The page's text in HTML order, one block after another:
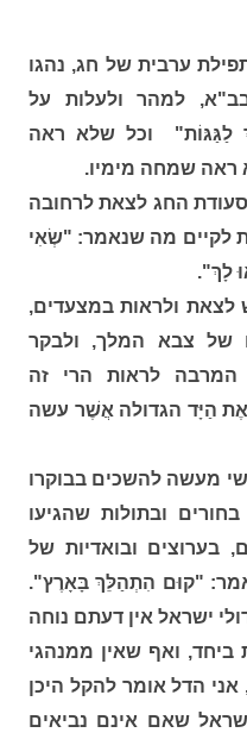
של חג, נהגו
למהר ולעלות על
לַגַּגּוֹת" וכל שלא ראה
ראה שמחה מימיו.
החג לצאת לרחובה
לקיים מה שנאמר: "שְׂאִי
לָךְ".
במצעדים,
של צבא המלך, ולבקר
לראות הרי זה
הַיָּד הגדולה אֲשֶׁר עשה
להשכים בבוקרו
ובתולות שהגיעו
ובואדיות של
"קוּם הִתְהַלֵּךְ בָּאָרֶץ".
ישראל אין דעתם נוחה
ביחד, ואף שאין ממנהגי
הדל אומר להקל היכן
שאם אינם נביאים